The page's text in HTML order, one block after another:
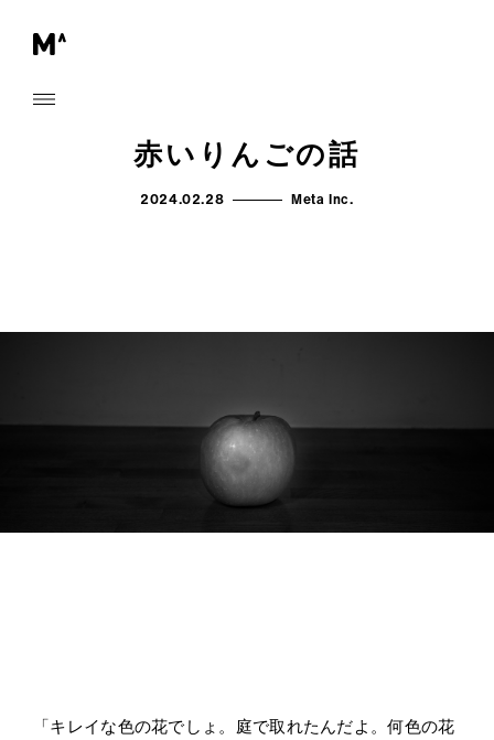
赤いりんごの話
2024.02.28 Meta Inc.
「キレイな色の花でしょ。庭で取れたんだよ。何色の花